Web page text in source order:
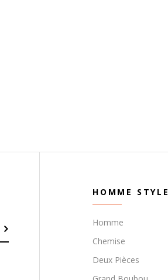
HOMME STYLE
Homme
Chemise
Deux Pièces